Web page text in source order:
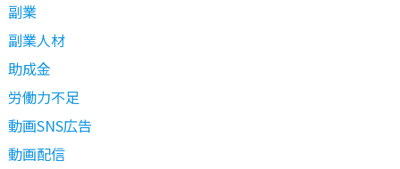
副業
副業人材
助成金
労働力不足
動画SNS広告
動画配信